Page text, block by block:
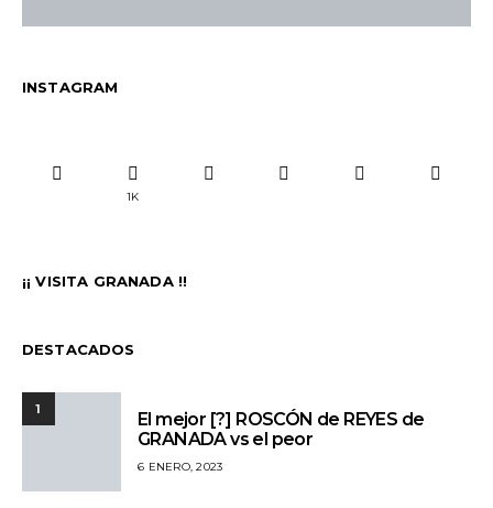
INSTAGRAM
1K
¡¡ VISITA GRANADA !!
DESTACADOS
1
El mejor [?] ROSCÓN de REYES de
GRANADA vs el peor
6 ENERO, 2023